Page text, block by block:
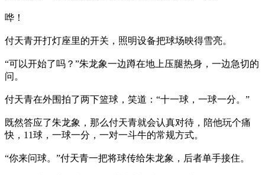
哗！
付天青开打灯座里的开关，照明设备把球场映得雪亮。
“可以开始了吗？”朱龙象一边蹲在地上压腿热身，一边急切的
问。
付天青在外围拍了两下篮球，笑道：“十一球，一球一分。”
既然答应了朱龙象，那么付天青就会认真对待，陪他玩个痛
快，11球，一球一分，一对一斗牛的常规方式。
“你来问球。”付天青一把将球传给朱龙象，后者单手接住。